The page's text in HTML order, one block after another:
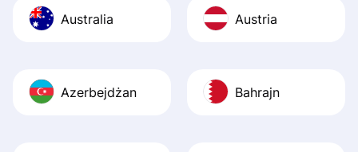
Australia Austria
Azerbejdżan Bahrajn